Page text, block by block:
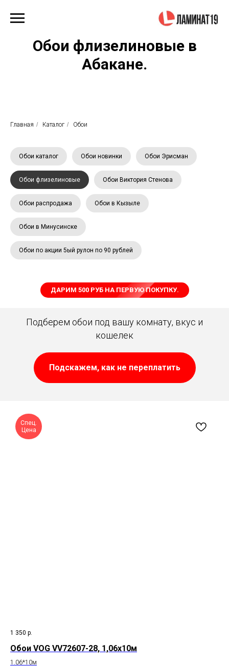
Обои флизелиновые в
Абакане.
Главная / Каталог / Обои
Обои каталог Обои новинки Обои Эрисман
Обои флизелиновые Обои Виктория Стенова
Обои распродажа Обои в Кызыле
Обои в Минусинске
Обои по акции 5ый рулон по 90 рублей
ДАРИМ 500 РУБ НА ПЕРВУЮ ПОКУПКУ.
Подберем обои под вашу комнату, вкус и
кошелек
Подскажем, как не переплатить
Спец.
Цена
1 350 р.
Обои VOG VV72607-28, 1,06х10м
1.06*10м